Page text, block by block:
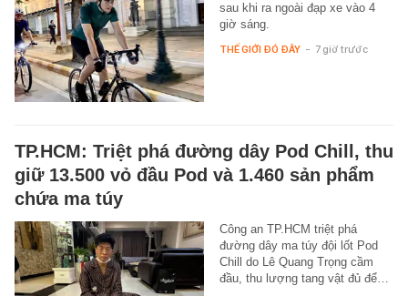
sau khi ra ngoài đạp xe vào 4
giờ sáng.
THẾ GIỚI ĐÓ ĐÂY - 7 giờ trước
TP.HCM: Triệt phá đường dây Pod Chill, thu
giữ 13.500 vỏ đầu Pod và 1.460 sản phẩm
chứa ma túy
Công an TP.HCM triệt phá
đường dây ma túy đội lốt Pod
Chill do Lê Quang Trọng cầm
đầu, thu lượng tang vật đủ để…